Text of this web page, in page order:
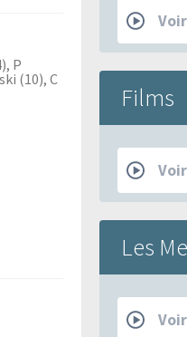
P
(10), C
Films
Les